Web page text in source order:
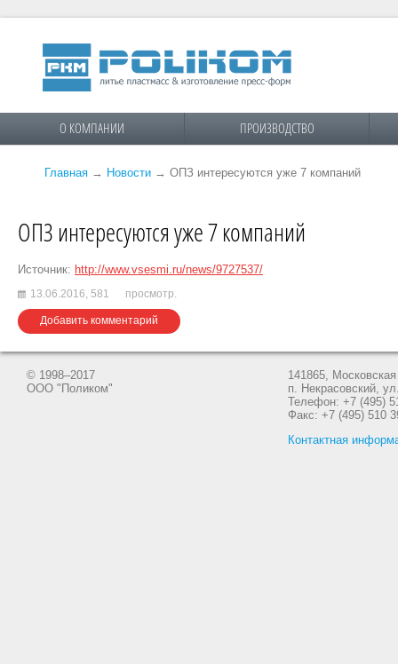
О КОМПАНИИ ПРОИЗВОДСТВО
Главная → Новости → ОПЗ интересуются уже 7 компаний
ОПЗ интересуются уже 7 компаний
Источник: http://www.vsesmi.ru/news/9727537/
13.06.2016, 581 просмотр.
Добавить комментарий
© 1998–2017
ООО "Поликом"
141865,
п. Некрасовский,
Телефон: +7 (495)
Факс: +7 (495) 510
Контактная